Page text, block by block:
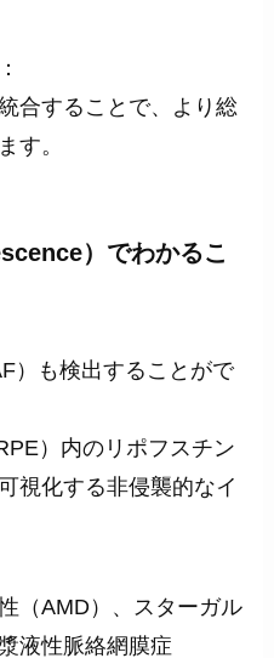
合することで、より総
す。
）でわかるこ
）も検出することがで
）内のリポフスチン
視化する非侵襲的なイ
（AMD）、スターガル
液性脈絡網膜症